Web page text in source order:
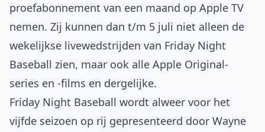
proefabonnement van een maand op Apple TV
nemen. Zij kunnen dan t/m 5 juli niet alleen de
wekelijkse livewedstrijden van Friday Night
Baseball zien, maar ook alle Apple Original-
series en -films en dergelijke.
Friday Night Baseball wordt alweer voor het
vijfde seizoen op rij gepresenteerd door Wayne